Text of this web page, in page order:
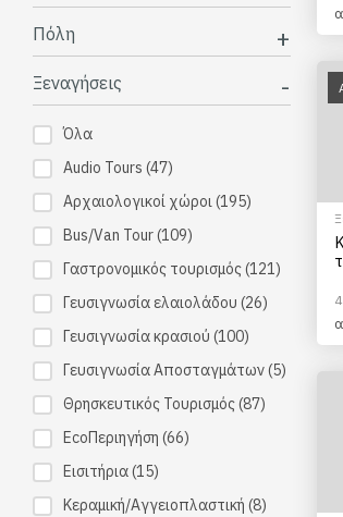
Πόλη
Ξεναγήσεις
Όλα
Audio Tours (47)
Αρχαιολογικοί χώροι(195)
Bus/Van Tour(109)
Γαστρονομικός τουρισμός(121)
Γευσιγνωσία ελαιολάδου (26)
Γευσιγνωσία κρασιού (100)
Γευσιγνωσία Αποσταγμάτων(5)
Θρησκευτικός Τουρισμός(87)
EcoΠεριηγήση (66)
Εισιτήρια(15)
Κεραμική/Αγγειοπλαστική (8)